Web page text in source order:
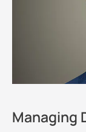
Managing